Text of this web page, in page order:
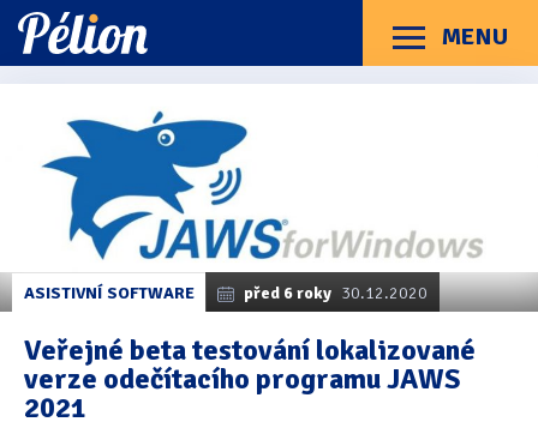
Přejít
na
štítky
Přejít
na
kategorie
Přejít
na
obsah
MENU
Menu
Kategorie článků
Dotazníky
Hardware
(163)
Braillské řádky(31)
Lupy (8)
Mobilní zařízení(85)
ASISTIVNÍ SOFTWARE před 6 roky 30.12.2020
Veřejné beta testování lokalizované
verze odečítacího programu JAWS
2021